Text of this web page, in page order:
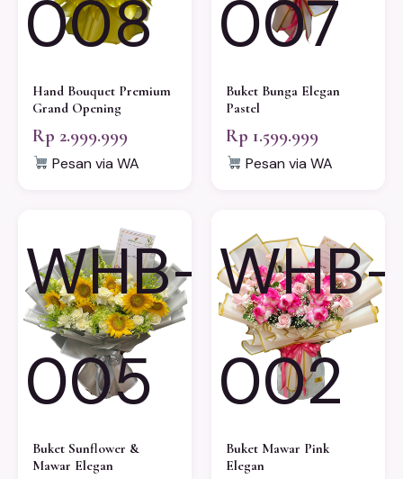
008
Hand Bouquet Premium
Grand Opening
Rp 2.999.999
Pesan via WA
007
Buket Bunga Elegan
Pastel
Rp 1.599.999
Pesan via WA
WHB-
005
Buket Sunflower &
Mawar Elegan
WHB-
002
Buket Mawar Pink
Elegan